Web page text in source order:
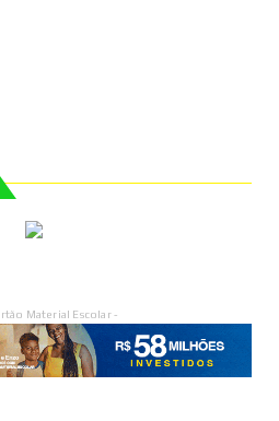
Material Escolar -